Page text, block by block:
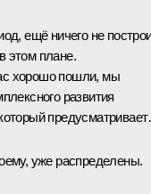
ещё ничего не
этом плане.
хорошо пошли, мы
развития
уже распределены.